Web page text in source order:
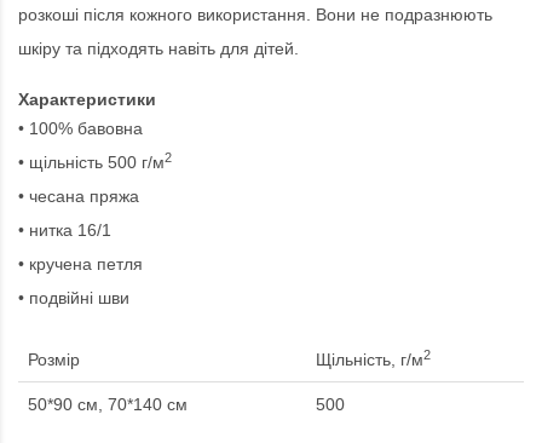
розкоші після кожного використання. Вони не подразнюють
шкіру та підходять навіть для дітей.
Характеристики
• 100% бавовна
• щільність 500 г/м2
• чесана пряжа
• нитка 16/1
• кручена петля
• подвійні шви
Розмір Щільність, г/м2
50*90 см, 70*140 см 500